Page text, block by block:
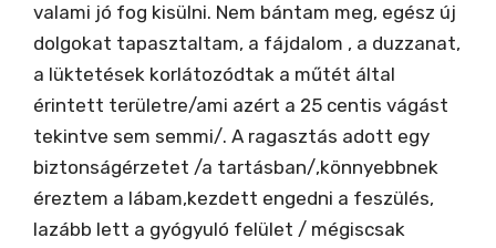
valami jó fog kisülni. Nem bántam meg, egész új
dolgokat tapasztaltam, a fájdalom , a duzzanat,
a lüktetések korlátozódtak a műtét által
érintett területre/ami azért a 25 centis vágást
tekintve sem semmi/. A ragasztás adott egy
biztonságérzetet /a tartásban/,könnyebbnek
éreztem a lábam,kezdett engedni a feszülés,
lazább lett a gyógyuló felület / mégiscsak